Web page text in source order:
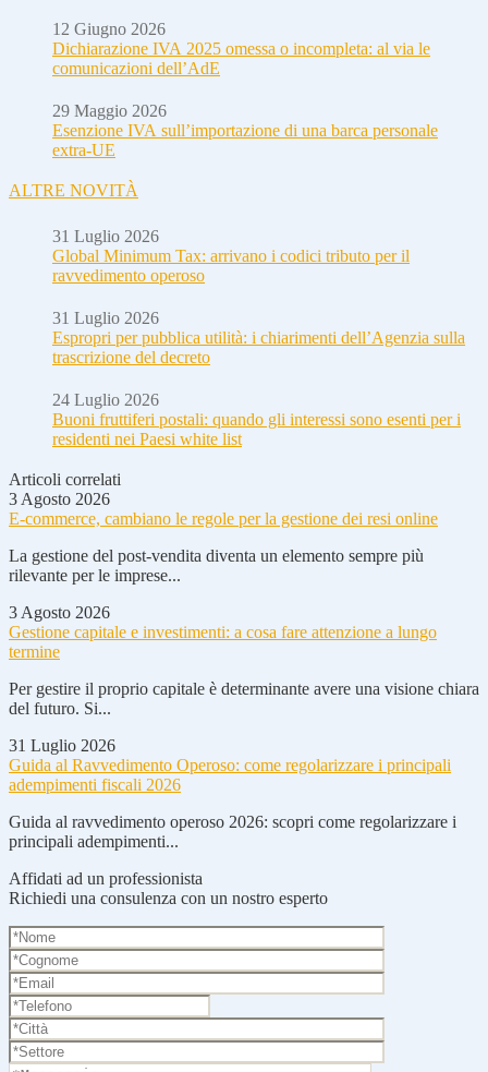
12 Giugno 2026
Dichiarazione IVA 2025 omessa o incompleta: al via le
comunicazioni dell’AdE
29 Maggio 2026
Esenzione IVA sull’importazione di una barca personale
extra-UE
ALTRE NOVITÀ
31 Luglio 2026
Global Minimum Tax: arrivano i codici tributo per il
ravvedimento operoso
31 Luglio 2026
Espropri per pubblica utilità: i chiarimenti dell’Agenzia sulla
trascrizione del decreto
24 Luglio 2026
Buoni fruttiferi postali: quando gli interessi sono esenti per i
residenti nei Paesi white list
Articoli correlati
3 Agosto 2026
E-commerce, cambiano le regole per la gestione dei resi online
La gestione del post-vendita diventa un elemento sempre più
rilevante per le imprese...
3 Agosto 2026
Gestione capitale e investimenti: a cosa fare attenzione a lungo
termine
Per gestire il proprio capitale è determinante avere una visione chiara
del futuro. Si...
31 Luglio 2026
Guida al Ravvedimento Operoso: come regolarizzare i principali
adempimenti fiscali 2026
Guida al ravvedimento operoso 2026: scopri come regolarizzare i
principali adempimenti...
Affidati ad un professionista
Richiedi una consulenza con un nostro esperto